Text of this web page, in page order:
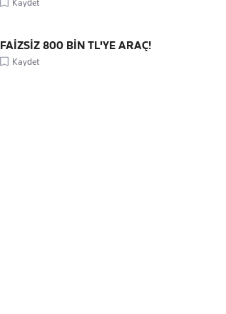
Kaydet
FAİZSİZ 800 BİN TL'YE ARAÇ!
Kaydet